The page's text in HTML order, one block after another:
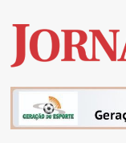
content